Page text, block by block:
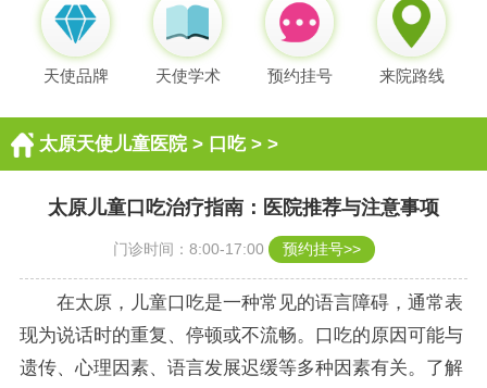
天使品牌 天使学术 预约挂号 来院路线
太原天使儿童医院> 口吃> >
太原儿童口吃治疗指南：医院推荐与注意事项
门诊时间：8:00-17:00 预约挂号>>
在太原，儿童口吃是一种常见的语言障碍，通常表
现为说话时的重复、停顿或不流畅。口吃的原因可能与
遗传、心理因素、语言发展迟缓等多种因素有关。了解